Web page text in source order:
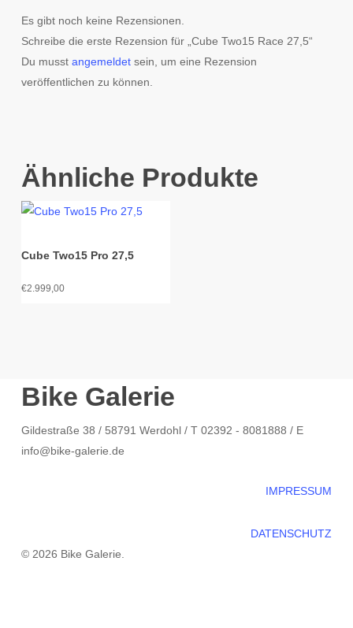
Es gibt noch keine Rezensionen.
Schreibe die erste Rezension für „Cube Two15 Race 27,5“
Du musst angemeldetsein, um eine Rezension
veröffentlichen zu können.
Ähnliche Produkte
Cube Two15 Pro 27,5
€2.999,00
Bike Galerie
Gildestraße 38 / 58791 Werdohl / T 02392 - 8081888 / E
info@bike-galerie.de
IMPRESSUM
DATENSCHUTZ
© 2026 Bike Galerie.